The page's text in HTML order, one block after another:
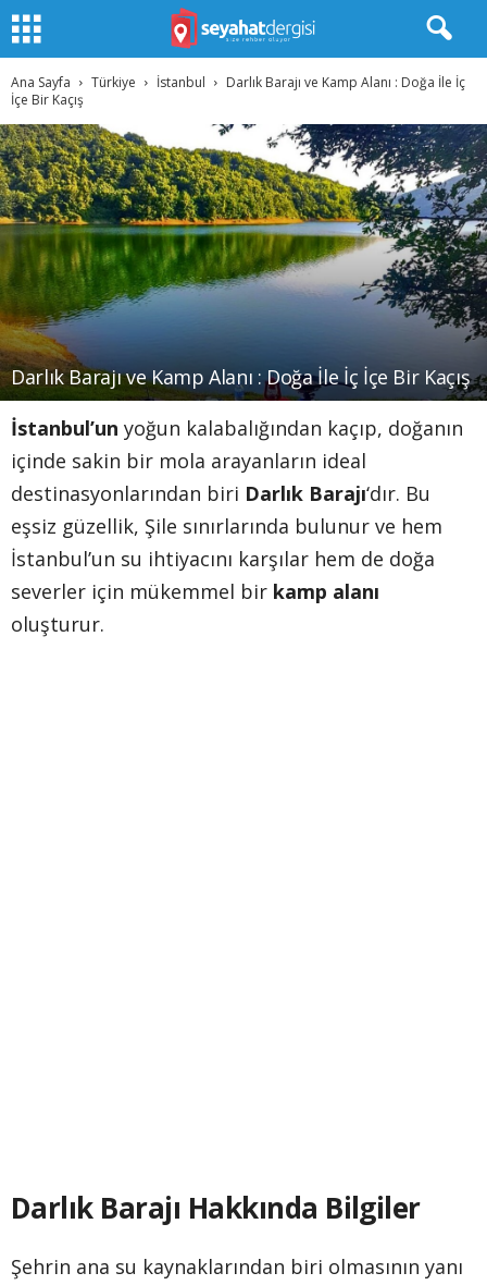
Ana Sayfa Türkiye İstanbul
Darlık Barajı ve Kamp Alanı : Doğa İle İç
İçe Bir Kaçış
Darlık Barajı ve Kamp Alanı : Doğa İle İç İçe Bir Kaçış
İstanbul’un yoğun kalabalığından kaçıp, doğanın
içinde sakin bir mola arayanların ideal
destinasyonlarından biri Darlık Barajı‘dır. Bu
eşsiz güzellik, Şile sınırlarında bulunur ve hem
İstanbul’un su ihtiyacını karşılar hem de doğa
severler için mükemmel bir kamp alanı
oluşturur.
Darlık Barajı Hakkında Bilgiler
Şehrin ana su kaynaklarından biri olmasının yanı